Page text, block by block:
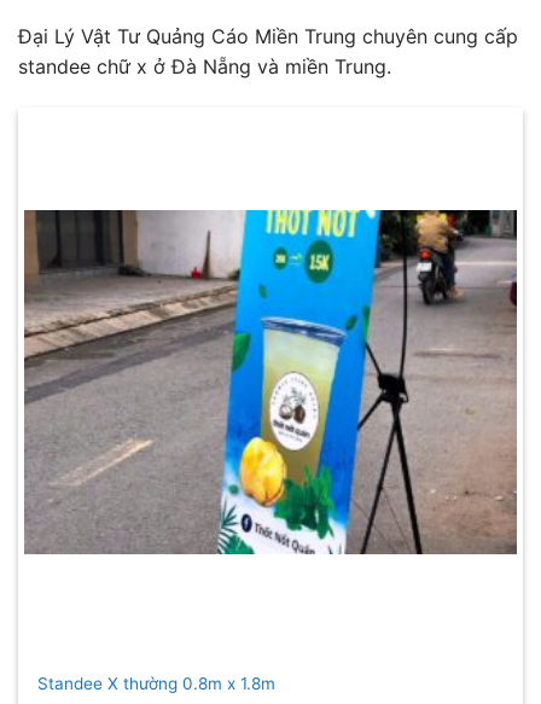
Đại Lý Vật Tư Quảng Cáo Miền Trung chuyên cung cấp
standee chữ x ở Đà Nẵng và miền Trung.
Standee X thường 0.8m x 1.8m